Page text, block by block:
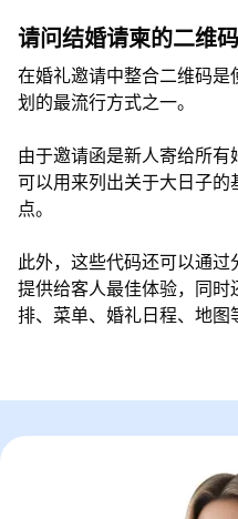
请问结婚请柬的二维码
在婚礼邀请中整合二维码是
划的最流行方式之一。
由于邀请函是新人寄给所
可以用来列出关于大日子
点。
此外，这些代码还可以通过
提供给客人最佳体验，同
排、菜单、婚礼日程、地图